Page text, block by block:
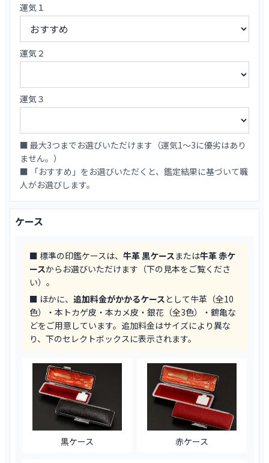
運気１
運気２
運気３
■ 最大3つまでお選びいただけます（運気1〜3に優劣はあり
ません。）
■ 「おすすめ」をお選びいただくと、鑑定結果に基づいて職
人がお選びします。
ケース
■ 標準の印鑑ケースは、 牛革 黒ケースまたは牛革 赤ケ
ースからお選びいただけます（下の見本をご覧くださ
い）。
■ ほかに、 追加料金がかかるケースとして牛革（全10
色）・本トカゲ皮・本カメ皮・銀花（全3色）・鶴亀な
どをご用意しています。追加料金はサイズにより異な
り、下のセレクトボックスに表示されます。
黒ケース 赤ケース